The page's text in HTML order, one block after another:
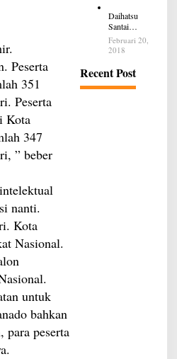
Peserta
351
Peserta
Kota
347
” beber
nanti.
Kota
Nasional.
untuk
bahkan
para peserta
Daihatsu
Santai
Penjualan
Sirion Kalah
Mobil LCGC
Februari 20,
2018
Recent Post